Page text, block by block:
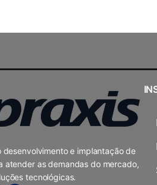
desenvolvimento e implantação de
atender as demandas do mercado,
tecnológicas.